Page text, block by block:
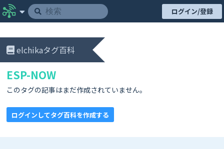
ログイン/登録
elchikaタグ百科
ESP-NOW
このタグの記事はまだ作成されていません。
ログインしてタグ百科を作成する